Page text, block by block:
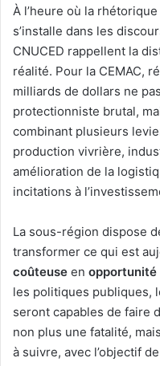
À l’heure où la
s’installe dans les
CNUCED rappellent la
réalité. Pour la CEMAC,
milliards de dollars ne
protectionniste brutal,
combinant plusieurs
production vivrière,
amélioration de la
incitations à
La sous-région dispose
transformer ce qui est
coûteuse en opportunité
les politiques publiques,
seront capables de faire
non plus une fatalité,
à suivre, avec l’objectif